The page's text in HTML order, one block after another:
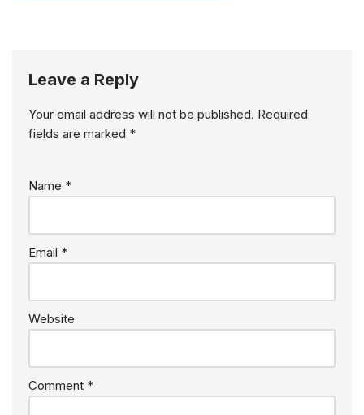
Leave a Reply
Your email address will not be published. Required
fields are marked *
Name *
Email *
Website
Comment *